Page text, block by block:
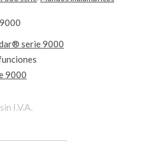
serie 9000
9000
sin I.V.A.